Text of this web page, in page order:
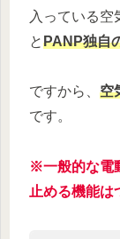
入っている空
とPANP独自
ですから、 空
です。
※一般的な電
止める機能は